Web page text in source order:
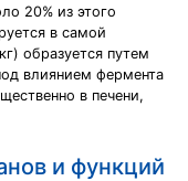
20% из этого
в самой
образуется путем
влиянием фермента
в печени,
и функций